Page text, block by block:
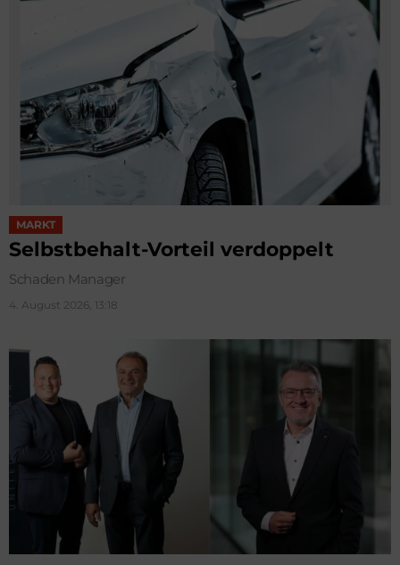
MARKT
Selbstbehalt-Vorteil verdoppelt
Schaden Manager
4. August 2026, 13:18